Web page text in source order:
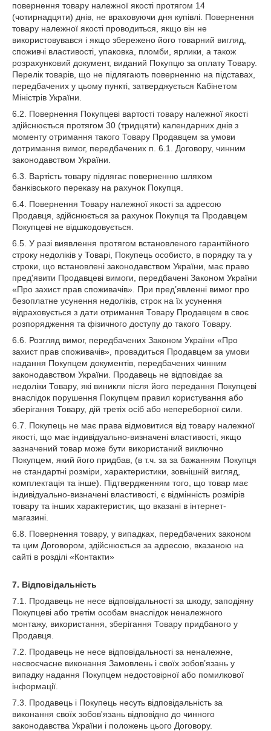
повернення товару належної якості протягом 14
(чотирнадцяти) днів, не враховуючи дня купівлі. Повернення
товару належної якості проводиться, якщо він не
використовувався і якщо збережено його товарний вигляд,
споживчі властивості, упаковка, пломби, ярлики, а також
розрахунковий документ, виданий Покупцю за оплату Товару.
Перелік товарів, що не підлягають поверненню на підставах,
передбачених у цьому пункті, затверджується Кабінетом
Міністрів України.
6.2. Повернення Покупцеві вартості товару належної якості
здійснюється протягом 30 (тридцяти) календарних днів з
моменту отримання такого Товару Продавцем за умови
дотримання вимог, передбачених п. 6.1. Договору, чинним
законодавством України.
6.3. Вартість товару підлягає поверненню шляхом
банківського переказу на рахунок Покупця.
6.4. Повернення Товару належної якості за адресою
Продавця, здійснюється за рахунок Покупця та Продавцем
Покупцеві не відшкодовується.
6.5. У разі виявлення протягом встановленого гарантійного
строку недоліків у Товарі, Покупець особисто, в порядку та у
строки, що встановлені законодавством України, має право
пред'явити Продавцеві вимоги, передбачені Законом України
«Про захист прав споживачів». При пред’явленні вимог про
безоплатне усунення недоліків, строк на їх усунення
відраховується з дати отримання Товару Продавцем в своє
розпорядження та фізичного доступу до такого Товару.
6.6. Розгляд вимог, передбачених Законом України «Про
захист прав споживачів», провадиться Продавцем за умови
надання Покупцем документів, передбачених чинним
законодавством України. Продавець не відповідає за
недоліки Товару, які виникли після його передання Покупцеві
внаслідок порушення Покупцем правил користування або
зберігання Товару, дій третіх осіб або непереборної сили.
6.7. Покупець не має права відмовитися від товару належної
якості, що має індивідуально-визначені властивості, якщо
зазначений товар може бути використаний виключно
Покупцем, який його придбав, (в т.ч. за за бажанням Покупця
не стандартні розміри, характеристики, зовнішній вигляд,
комплектація та інше). Підтвердженням того, що товар має
індивідуально-визначені властивості, є відмінність розмірів
товару та інших характеристик, що вказані в інтернет-
магазині.
6.8. Повернення товару, у випадках, передбачених законом
та цим Договором, здійснюється за адресою, вказаною на
сайті в розділі «Контакти»
7. Відповідальність
7.1. Продавець не несе відповідальності за шкоду, заподіяну
Покупцеві або третім особам внаслідок неналежного
монтажу, використання, зберігання Товару придбаного у
Продавця.
7.2. Продавець не несе відповідальності за неналежне,
несвоєчасне виконання Замовлень і своїх зобов’язань у
випадку надання Покупцем недостовірної або помилкової
інформації.
7.3. Продавець і Покупець несуть відповідальність за
виконання своїх зобов'язань відповідно до чинного
законодавства України і положень цього Договору.